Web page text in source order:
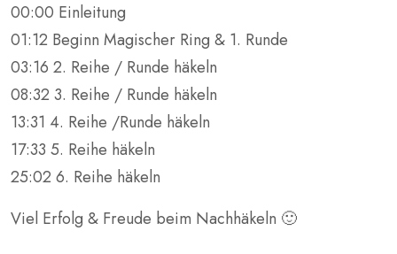
00:00 Einleitung
01:12 Beginn Magischer Ring & 1. Runde
03:16 2. Reihe / Runde häkeln
08:32 3. Reihe / Runde häkeln
13:31 4. Reihe /Runde häkeln
17:33 5. Reihe häkeln
25:02 6. Reihe häkeln
Viel Erfolg & Freude beim Nachhäkeln 🙂